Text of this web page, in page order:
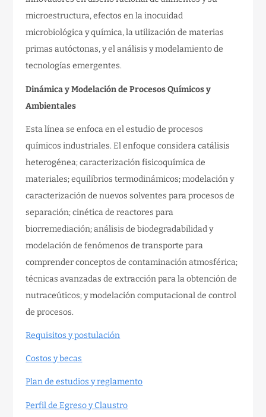
microestructura, efectos en la inocuidad
microbiológica y química, la utilización de materias
primas autóctonas, y el análisis y modelamiento de
tecnologías emergentes.
Dinámica y Modelación de Procesos Químicos y
Ambientales
Esta línea se enfoca en el estudio de procesos
químicos industriales. El enfoque considera catálisis
heterogénea; caracterización fisicoquímica de
materiales; equilibrios termodinámicos; modelación y
caracterización de nuevos solventes para procesos de
separación; cinética de reactores para
biorremediación; análisis de biodegradabilidad y
modelación de fenómenos de transporte para
comprender conceptos de contaminación atmosférica;
técnicas avanzadas de extracción para la obtención de
nutraceúticos; y modelación computacional de control
de procesos.
Requisitos y postulación
Costos y becas
Plan de estudios y reglamento
Perfil de Egreso y Claustro